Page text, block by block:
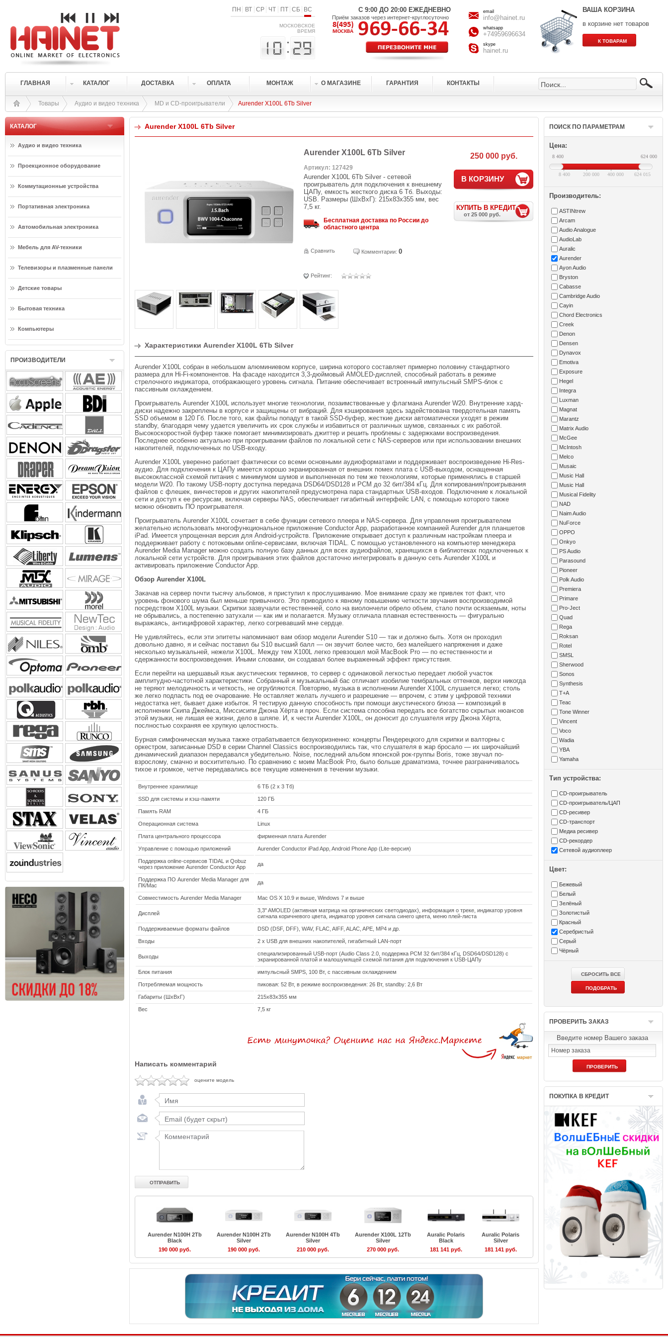
ПН ВТ СР ЧТ ПТ СБ ВС
МОСКОВСКОЕ
ВРЕМЯ
С 9:00 ДО 20:00 ЕЖЕДНЕВНО
Приём заказов через интернет-круглосуточно
email
info@hainet.ru
whatsapp
+74959696634
skype
hainet.ru
ВАША КОРЗИНА
в корзине нет товаров
ГЛАВНАЯ КАТАЛОГ ДОСТАВКА ОПЛАТА МОНТАЖ О МАГАЗИНЕ ГАРАНТИЯ КОНТАКТЫ
Товары Аудио и видео техника MD и CD-проигрыватели Aurender X100L 6Tb Silver
КАТАЛОГ
Аудио и видео техника
Проекционное оборудование
Коммутационные устройства
Портативная электроника
Автомобильная электроника
Мебель для AV-техники
Телевизоры и плазменные панели
Детские товары
Бытовая техника
Компьютеры
ПРОИЗВОДИТЕЛИ
Aurender X100L 6Tb Silver
Aurender X100L 6Tb Silver
Артикул: 127429
Aurender X100L 6Tb Silver - сетевой
проигрыватель для подключения к внешнему
ЦАПу, емкость жесткого диска 6 Тб. Выходы:
USB. Размеры (ШxВxГ): 215x83x355 мм, вес
7,5 кг.
Бесплатная доставка по России до
областного центра
Сравнить Комментарии: 0
Рейтинг:
250 000 руб.
В КОРЗИНУ
КУПИТЬ В КРЕДИТ
от 25 000 руб.
Характеристики Aurender X100L 6Tb Silver
Aurender X100L собран в небольшом алюминиевом корпусе, ширина которого составляет примерно половину стандартного
размера для Hi-Fi-компонентов. На фасаде находится 3,3-дюймовый AMOLED-дисплей, способный работать в режиме
стрелочного индикатора, отображающего уровень сигнала. Питание обеспечивает встроенный импульсный SMPS-блок с
пассивным охлаждением.
Проигрыватель Aurender X100L использует многие технологии, позаимствованные у флагмана Aurender W20. Внутренние хард-
диски надежно закреплены в корпусе и защищены от вибраций. Для кэширования здесь задействована твердотельная память
SSD объемом в 120 Гб. После того, как файлы попадут в такой SSD-буфер, жесткие диски автоматически уходят в режим
standby, благодаря чему удается увеличить их срок службы и избавиться от различных шумов, связанных с их работой.
Высокоскоростной буфер также помогает минимизировать джиттер и решить проблемы с задержками воспроизведения.
Последнее особенно актуально при проигрывании файлов по локальной сети с NAS-серверов или при использовании внешних
накопителей, подключенных по USB-входу.
Aurender X100L уверенно работает фактически со всеми основными аудиоформатами и поддерживает воспроизведение Hi-Res-
аудио. Для подключения к ЦАПу имеется хорошо экранированная от внешних помех плата с USB-выходом, оснащенная
высококлассной схемой питания с минимумом шумов и выполненная по тем же технологиям, которые применялись в старшей
модели W20. По такому USB-порту доступна передача DSD64/DSD128 и PCM до 32 бит/384 кГц. Для копирования/проигрывания
файлов с флешек, винчестеров и других накопителей предусмотрена пара стандартных USB-входов. Подключение к локальной
сети и доступ к ее ресурсам, включая серверы NAS, обеспечивает гигабитный интерфейс LAN, с помощью которого также
можно обновить ПО проигрывателя.
Проигрыватель Aurender X100L сочетает в себе функции сетевого плеера и NAS-сервера. Для управления проигрывателем
желательно использовать многофункциональное приложение Conductor App, разработанное компанией Aurender для планшетов
iPad. Имеется упрощенная версия для Android-устройств. Приложение открывает доступ к различным настройкам плеера и
поддерживает работу с потоковыми online-сервисами, включая TIDAL. C помощью установленного на компьютер менеджера
Aurender Media Manager можно создать полную базу данных для всех аудиофайлов, хранящихся в библиотеках подключенных к
локальной сети устройств. Для проигрывания этих файлов достаточно интегрировать в данную сеть Aurender X100L и
активировать приложение Conductor App.
Обзор Aurender X100L
Закачав на сервер почти тысячу альбомов, я приступил к прослушиванию. Мое внимание сразу же привлек тот факт, что
уровень фонового шума был меньше привычного. Это приводило к явному повышению четкости звучания воспроизводимой
посредством X100L музыки. Скрипки зазвучали естественней, соло на виолончели обрело объем, стало почти осязаемым, ноты
не обрывались, а постепенно затухали — как им и полагается. Музыку отличала плавная естественность — фигурально
выражаясь, антицифровой характер, легко согревавший мне сердце.
Не удивляйтесь, если эти эпитеты напоминают вам обзор модели Aurender S10 — так и должно быть. Хотя он проходил
довольно давно, я и сейчас поставил бы S10 высший балл — он звучит более чисто, без малейшего напряжения и даже
несколько музыкальней, нежели X100L. Между тем X100L легко превзошел мой MacBook Pro — по естественности и
сдержанности воспроизведения. Иными словами, он создавал более выраженный эффект присутствия.
Если перейти на шершавый язык акустических терминов, то сервер с одинаковой легкостью передает любой участок
амплитудно-частотной характеристики. Собранный и музыкальный бас отличает изобилие тембральных оттенков, верхи никогда
не теряют мелодичность и четкость, не огрубляются. Повторяю, музыка в исполнении Aurender X100L слушается легко; столь
же легко подпасть под ее очарование. Не оставляет желать лучшего и разрешение — впрочем, с этим у цифровой техники
недостатка нет, бывает даже избыток. Я тестирую данную способность при помощи акустического блюза — композиций в
исполнении Скипа Джеймса, Миссисипи Джона Хёрта и проч. Если система способна передать все богатство скрытых нюансов
этой музыки, не лишая ее жизни, дело в шляпе. И, к чести Aurender X100L, он доносит до слушателя игру Джона Хёрта,
послностью сохраняя ее хрупкую целостность.
Бурная симфоническая музыка также отрабатывается безукоризненно: концерты Пендерецкого для скрипки и валторны с
оркестром, записанные DSD в серии Channel Classics воспроизводились так, что слушателя в жар бросало — их широчайший
динамический диапазон передавался убедительно. Noise, последний альбом японской рок-группы Boris, тоже звучал по-
взрослому, смачно и восхитительно. По сравнению с моим MacBook Pro, было больше драматизма, точнее разграничивалось
тихое и громкое, четче передавались все текущие изменения в течении музыки.
Внутреннее хранилище 6 ТБ (2 х 3 Тб)
SSD для системы и кэш-памяти 120 ГБ
Память RAM 4 ГБ
Операционная система Linux
Плата центрального процессора фирменная плата Aurender
Управление с помощью приложений Aurender Conductor iPad App, Android Phone App (Lite-версия)
Поддержка online-сервисов TIDAL и Qobuz
через приложение Aurender Conductor App
да
Поддержка ПО Aurender Media Manager для
ПК/Mac
да
Совместимость Aurender Media Manager Mac OS X 10.9 и выше, Windows 7 и выше
Дисплей
3,3" AMOLED (активная матрица на органических светодиодах), информация о треке, индикатор уровня
сигнала коричневого цвета, индикатор уровня сигнала синего цвета, меню плей-листа
Поддерживаемые форматы файлов DSD (DSF, DFF), WAV, FLAC, AIFF, ALAC, APE, MP4 и др.
Входы 2 х USB для внешних накопителей, гигабитный LAN-порт
Выходы
специализированный USB-порт (Audio Class 2.0, поддержка PCM 32 бит/384 кГц, DSD64/DSD128) с
экранированной платой и малошумящей схемой питания для подключения к USB-ЦАПу
Блок питания импульсный SMPS, 100 Вт, с пассивным охлаждением
Потребляемая мощность пиковая: 52 Вт, в режиме воспроизведения: 26 Вт, standby: 2,6 Вт
Габариты (ШхВхГ) 215x83x355 мм
Вес 7,5 кг
Написать комментарий
оцените модель
Aurender N100H 2Tb
Black
190 000 руб.
Aurender N100H 2Tb
Silver
190 000 руб.
Aurender N100H 4Tb
Silver
210 000 руб.
Aurender X100L 12Tb
Silver
270 000 руб.
Auralic Polaris
Black
181 141 руб.
Auralic Polaris
Silver
181 141 руб.
ПОИСК ПО ПАРАМЕТРАМ
Цена:
8 400 624 000
8 400 624 015
200 000 400 000
Производитель:
ASTINtrew
Arcam
Audio Analogue
AudioLab
Auralic
Aurender
Ayon Audio
Bryston
Cabasse
Cambridge Audio
Cayin
Chord Electronics
Creek
Denon
Densen
Dynavox
Emotiva
Exposure
Hegel
Integra
Luxman
Magnat
Marantz
Matrix Audio
McGee
McIntosh
Melco
Musaic
Music Hall
Music Hall
Musical Fidelity
NAD
Naim Audio
NuForce
OPPO
Onkyo
PS Audio
Parasound
Pioneer
Polk Audio
Premiera
Primare
Pro-Ject
Quad
Rega
Roksan
Rotel
SMSL
Sherwood
Sonos
Synthesis
T+A
Teac
Tone Winner
Vincent
Voco
Wadia
YBA
Yamaha
Тип устройства:
CD-проигрыватель
CD-проигрыватель/ЦАП
CD-ресивер
CD-транспорт
Медиа ресивер
СD-рекордер
Сетевой аудиоплеер
Цвет:
Бежевый
Белый
Зелёный
Золотистый
Красный
Серебристый
Серый
Чёрный
ПРОВЕРИТЬ ЗАКАЗ
Введите номер Вашего заказа
ПОКУПКА В КРЕДИТ